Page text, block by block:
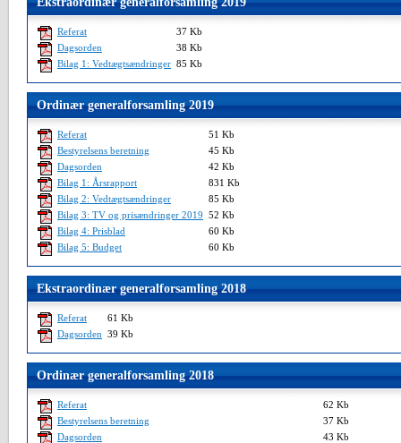
Referat
37 Kb
Dagsorden
38 Kb
Bilag 1: Vedtægtsændringer 85 Kb
Ordinær generalforsamling 2019
Referat
51 Kb
Bestyrelsens beretning
45 Kb
Dagsorden
42 Kb
Bilag 1: Årsrapport
831 Kb
Bilag 2: Vedtægtsændringer
85 Kb
Bilag 3: TV og prisændringer 2019 52 Kb
Bilag 4: Prisblad
60 Kb
Bilag 5: Budget
60 Kb
Ekstraordinær generalforsamling 2018
Referat
61 Kb
Dagsorden 39 Kb
Ordinær generalforsamling 2018
Referat
62 Kb
Bestyrelsens beretning
37 Kb
Dagsorden
43 Kb